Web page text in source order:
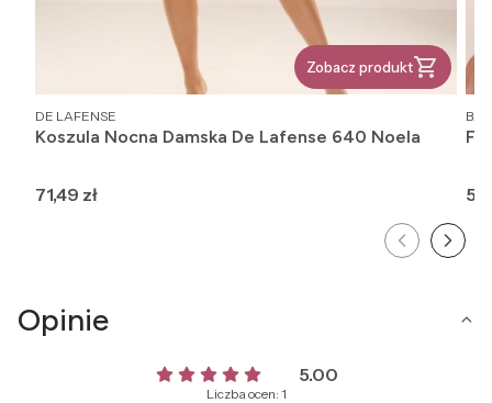
Zobacz produkt
PRODUCENT
DE LAFENSE
Koszula Nocna Damska De Lafense 640 Noela
Cena
71,49 zł
Opinie
5.00
Liczba ocen: 1